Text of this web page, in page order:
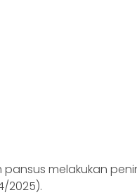
melakukan
2025).